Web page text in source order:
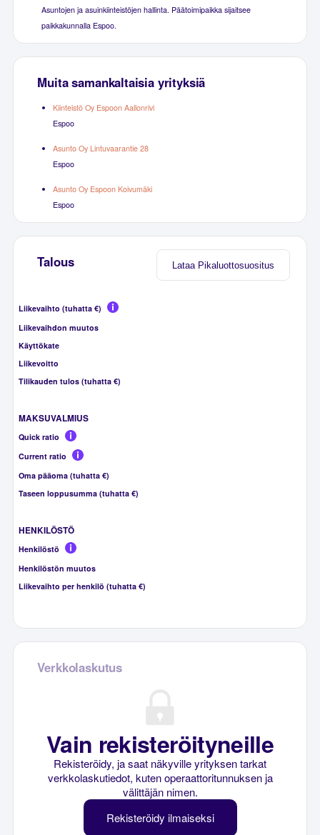
Asuntojen ja asuinkiinteistöjen hallinta. Päätoimipaikka sijaitsee
paikkakunnalla Espoo.
Muita samankaltaisia yrityksiä
Kiinteistö Oy Espoon Aallonrivi
Espoo
Asunto Oy Lintuvaarantie 28
Espoo
Asunto Oy Espoon Koivumäki
Espoo
Lataa Pikaluottosuositus
Talous
Liikevaihto (tuhatta €)
Liikevaihdon muutos
Käyttökate
Liikevoitto
Tilikauden tulos (tuhatta €)
MAKSUVALMIUS
Quick ratio
Current ratio
Oma pääoma (tuhatta €)
Taseen loppusumma (tuhatta €)
HENKILÖSTÖ
Henkilöstö
Henkilöstön muutos
Liikevaihto per henkilö (tuhatta €)
Verkkolaskutus
Vain rekisteröityneille
Rekisteröidy, ja saat näkyville yrityksen tarkat
verkkolaskutiedot, kuten operaattoritunnuksen ja
välittäjän nimen.
Rekisteröidy ilmaiseksi